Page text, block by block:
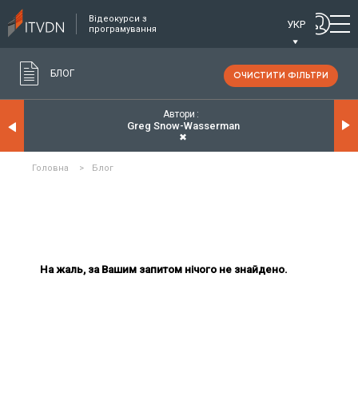
Відеокурси з
програмування
УКР
БЛОГ ОЧИСТИТИ ФІЛЬТРИ
Автори
Greg Snow-Wasserman
✖
Головна > Блог
На жаль, за Вашим запитом нічого не знайдено.